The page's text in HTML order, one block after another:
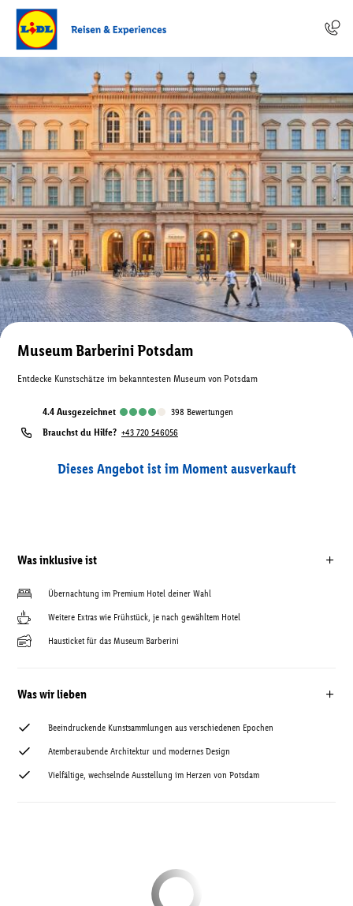
Museum Barberini Potsdam
Entdecke Kunstschätze im bekanntesten Museum von Potsdam
4.4 ausgezeichnet 398 Bewertungen
Brauchst du Hilfe? +43 720 546056
Dieses Angebot ist im Moment ausverkauft
Was inklusive ist
Übernachtung im Premium Hotel deiner Wahl
Weitere Extras wie Frühstück, je nach gewähltem Hotel
Hausticket für das Museum Barberini
Was wir lieben
Beeindruckende Kunstsammlungen aus verschiedenen Epochen
Atemberaubende Architektur und modernes Design
Vielfältige, wechselnde Ausstellung im Herzen von Potsdam